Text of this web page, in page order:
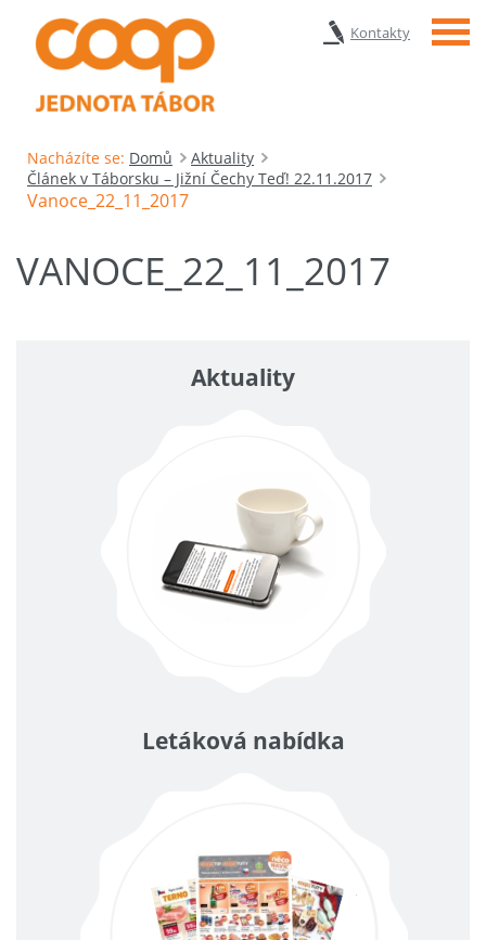
Kontakty Menu
Nacházíte se: Domů
Aktuality
Článek v Táborsku – Jižní Čechy Teď! 22.11.2017
Vanoce_22_11_2017
VANOCE_22_11_2017
Aktuality
Letáková nabídka